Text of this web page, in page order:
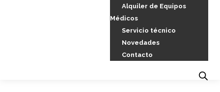
Alquiler de Equipos
Médicos
Servicio técnico
Novedades
Contacto